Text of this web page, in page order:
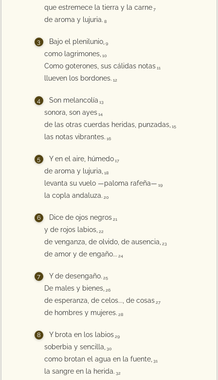
que estremece la tierra y la carne 7
de aroma y lujuria. 8
Bajo el plenilunio, 9
como lagrimones, 10
Como goterones, sus cálidas notas 11
llueven los bordones. 12
Son melancolía 13
sonora, son ayes 14
de las otras cuerdas heridas, punzadas, 15
las notas vibrantes. 16
Y en el aire, húmedo 17
de aroma y lujuria, 18
levanta su vuelo —paloma rafeña— 19
la copla andaluza. 20
Dice de ojos negros 21
y de rojos labios, 22
de venganza, de olvido, de ausencia, 23
de amor y de engaño... 24
Y de desengaño. 25
De males y bienes, 26
de esperanza, de celos..., de cosas 27
de hombres y mujeres. 28
Y brota en los labios 29
soberbia y sencilla, 30
como brotan el agua en la fuente, 31
la sangre en la herida. 32